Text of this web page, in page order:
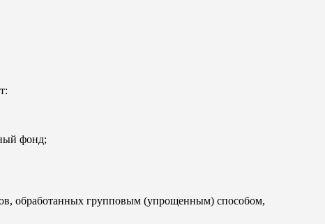
фонд;
обработанных групповым (упрощенным) способом,